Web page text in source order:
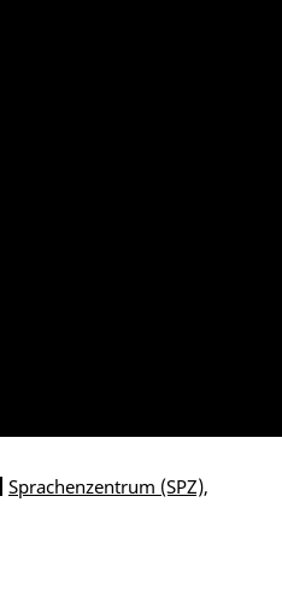
Sprachenzentrum (SPZ),